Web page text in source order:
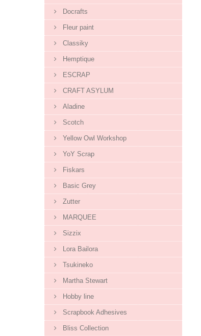
Docrafts
Fleur paint
Classiky
Hemptique
ESCRAP
CRAFT ASYLUM
Aladine
Scotch
Yellow Owl Workshop
YoY Scrap
Fiskars
Basic Grey
Zutter
MARQUEE
Sizzix
Lora Bailora
Tsukineko
Martha Stewart
Hobby line
Scrapbook Adhesives
Bliss Collection